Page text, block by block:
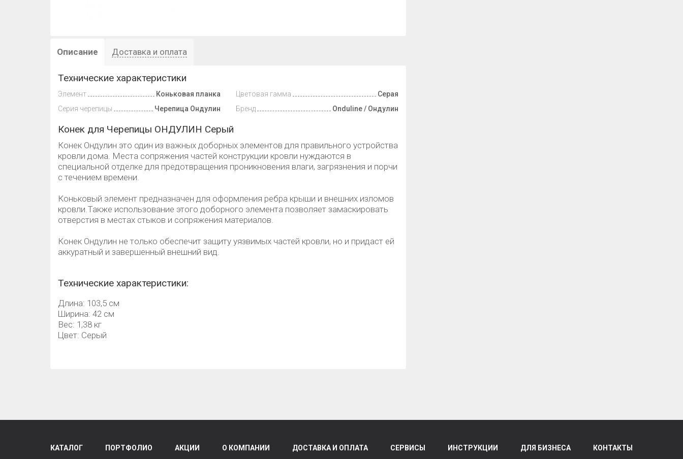
Описание Доставка и оплата
Технические характеристики
Элемент
Коньковая планка
Серия черепицы
Черепица Ондулин
Цветовая гамма
Серая
Бренд
Onduline / Ондулин
Конек для Черепицы ОНДУЛИН Серый
Конек Ондулин это один из важных доборных элементов для правильного устройства
кровли дома. Места сопряжения частей конструкции кровли нуждаются в
специальной отделке для предотвращения проникновения влаги, загрязнения и порчи
с течением времени.
Коньковый элемент предназначен для оформления ребра крыши и внешних изломов
кровли.Также использование этого доборного элемента позволяет замаскировать
отверстия в местах стыков и сопряжения материалов.
Конек Ондулин не только обеспечит защиту уязвимых частей кровли, но и придаст ей
аккуратный и завершенный внешний вид.
Технические характеристики:
Длина: 103,5 см
Ширина: 42 см
Вес: 1,38 кг
Цвет: Серый
КАТАЛОГ ПОРТФОЛИО АКЦИИ О КОМПАНИИ ДОСТАВКА И ОПЛАТА СЕРВИСЫ ИНСТРУКЦИИ ДЛЯ БИЗНЕСА КОНТАКТЫ